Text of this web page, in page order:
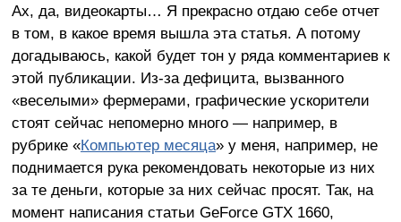
Ах, да, видеокарты… Я прекрасно отдаю себе отчет
в том, в какое время вышла эта статья. А потому
догадываюсь, какой будет тон у ряда комментариев к
этой публикации. Из-за дефицита, вызванного
«веселыми» фермерами, графические ускорители
стоят сейчас непомерно много — например, в
рубрике «Компьютер месяца» у меня, например, не
поднимается рука рекомендовать некоторые из них
за те деньги, которые за них сейчас просят. Так, на
момент написания статьи GeForce GTX 1660,